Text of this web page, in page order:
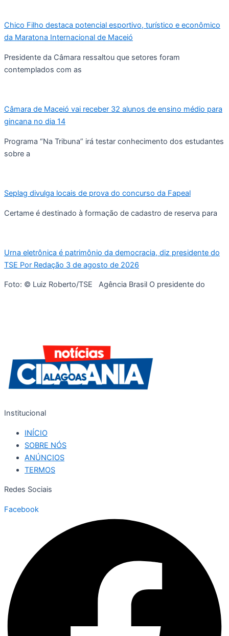
Chico Filho destaca potencial esportivo, turístico e econômico
da Maratona Internacional de Maceió
Presidente da Câmara ressaltou que setores foram
contemplados com as
Câmara de Maceió vai receber 32 alunos de ensino médio para
gincana no dia 14
Programa “Na Tribuna” irá testar conhecimento dos estudantes
sobre a
Seplag divulga locais de prova do concurso da Fapeal
Certame é destinado à formação de cadastro de reserva para
Urna eletrônica é patrimônio da democracia, diz presidente do
TSE Por Redação 3 de agosto de 2026
Foto: © Luiz Roberto/TSE Agência Brasil O presidente do
Institucional
INÍCIO
SOBRE NÓS
ANÚNCIOS
TERMOS
Redes Sociais
Facebook